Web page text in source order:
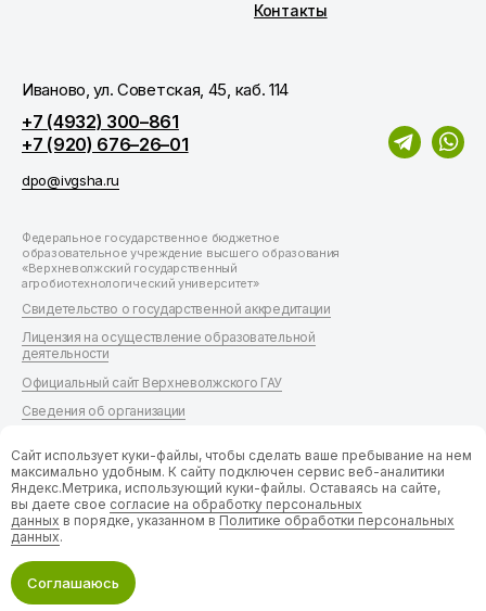
Федеральное государственное бюджетное
образовательное учреждение высшего образования
«Верхневолжский государственный
агробиотехнологический университет»
Создание сайта — Experience®
Свидетельство о государственной аккредитации
Лицензия на осуществление образовательной
деятельности
Политика оператора в отношении обработки
персональных данных (Положение ПВД-163)
Положение ПВД-106 о защите, хранении, обработке
и передаче персональных данных работников
и обучающихся ФГБОУ ВО «Верхневолжский ГАУ»
Сведения об организации
Официальный сайт Верхневолжского ГАУ
Контакты
Иваново, ул. Советская, 45, каб. 114
+7 (4932) 300–861
+7 (920) 676–26–01
dpo@ivgsha.ru
Сайт использует куки-файлы, чтобы сделать ваше пребывание на нем
максимально удобным. К cайту подключен сервис веб-аналитики
Яндекс.Метрика, использующий куки-файлы. Оставаясь на сайте,
вы даете свое согласие на обработку персональных
данных в порядке, указанном в Политике обработки персональных
данных.
Соглашаюсь